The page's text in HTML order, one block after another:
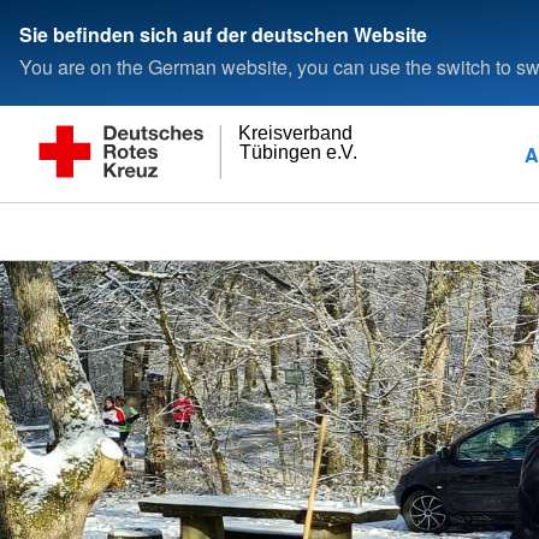
Sie befinden sich auf der deutschen Website
You are on the German website, you can use the switch to
Tübingen e.V.
Kreisverband